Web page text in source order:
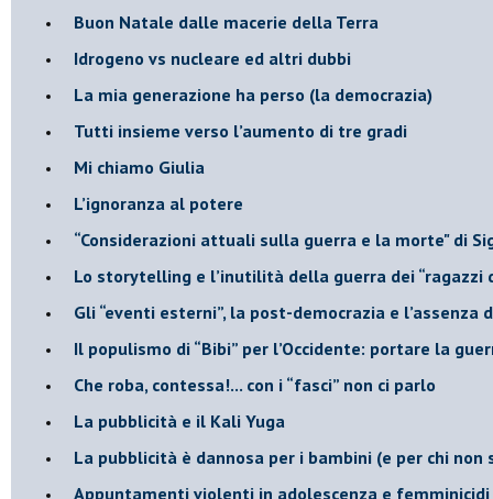
​Buon Natale dalle macerie della Terra
​Idrogeno vs nucleare ed altri dubbi
​La mia generazione ha perso (la democrazia)
​Tutti insieme verso l’aumento di tre gradi
Mi chiamo Giulia
L’ignoranza al potere
​“Considerazioni attuali sulla guerra e la morte" di
​Lo storytelling e l’inutilità della guerra dei “ragazzi
​Gli “eventi esterni”, la post-democrazia e
​Il populismo di “Bibi” per l’Occidente: portare la
​Che roba, contessa!... con i “fasci” non ci parlo
La pubblicità e il Kali Yuga
​La pubblicità è dannosa per i bambini (e per chi non
​Appuntamenti violenti in adolescenza e femminicidi